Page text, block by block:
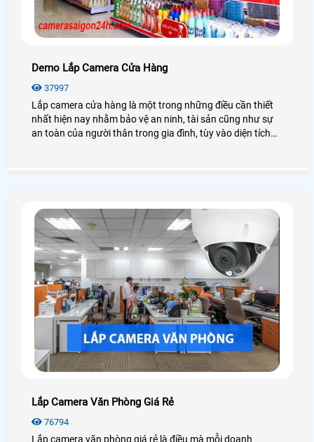
Demo Lắp Camera Cửa Hàng
37997
Lắp camera cửa hàng là một trong những điều cần thiết
nhất hiện nay nhằm bảo vệ an ninh, tài sản cũng như sự
an toàn của người thân trong gia đình, tùy vào diện tích
Lắp Camera Văn Phòng Giá Rẻ
76794
Lắp camera văn phòng giá rẻ là điều mà mỗi doanh